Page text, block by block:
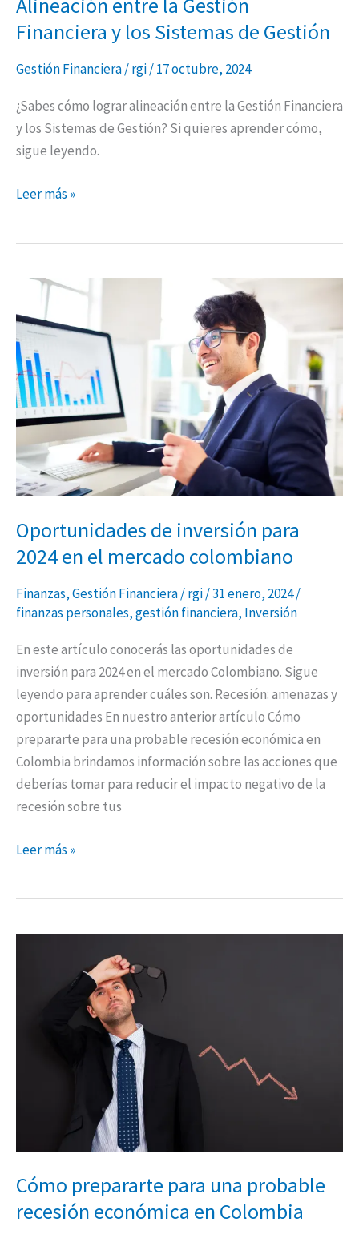
Financiera y los Sistemas de Gestión
Gestión Financiera/rgi/17 octubre, 2024
¿Sabes cómo lograr alineación entre la Gestión Financiera
y los Sistemas de Gestión? Si quieres aprender cómo,
sigue leyendo.
Leer más »
Oportunidades de inversión para
2024 en el mercado colombiano
Finanzas,Gestión Financiera/rgi/31 enero, 2024/
finanzas personales,gestión financiera, Inversión
En este artículo conocerás las oportunidades de
inversión para 2024 en el mercado Colombiano. Sigue
leyendo para aprender cuáles son. Recesión: amenazas y
oportunidades En nuestro anterior artículo Cómo
prepararte para una probable recesión económica en
Colombia brindamos información sobre las acciones que
deberías tomar para reducir el impacto negativo de la
recesión sobre tus
Oportunidades
de
inversión
para
2024
en
el
mercado
colombiano
Leer más »
Cómo prepararte para una probable
recesión económica en Colombia